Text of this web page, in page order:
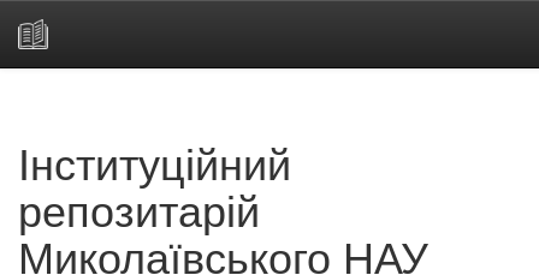
Інституційний
репозитарій
Миколаївського НАУ